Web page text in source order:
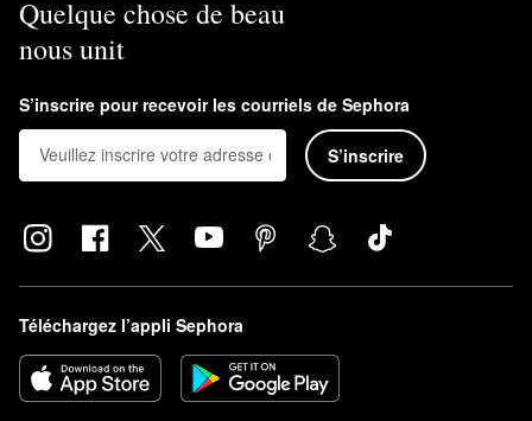
Quelque chose de beau
nous unit
S’inscrire pour recevoir les courriels de Sephora
S’inscrire
Téléchargez l’appli Sephora